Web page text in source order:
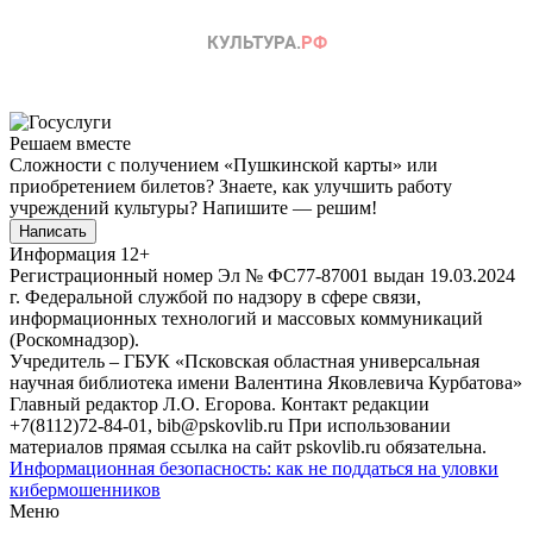
Решаем вместе
Сложности с получением «Пушкинской карты» или
приобретением билетов? Знаете, как улучшить работу
учреждений культуры? Напишите — решим!
Написать
Информация 12+
Регистрационный номер Эл № ФС77-87001 выдан 19.03.2024
г. Федеральной службой по надзору в сфере связи,
информационных технологий и массовых коммуникаций
(Роскомнадзор).
Учредитель – ГБУК «Псковская областная универсальная
научная библиотека имени Валентина Яковлевича Курбатова»
Главный редактор Л.О. Егорова. Контакт редакции
+7(8112)72-84-01, bib@pskovlib.ru При использовании
материалов прямая ссылка на сайт pskovlib.ru обязательна.
Информационная безопасность: как не поддаться на уловки
кибермошенников
Меню